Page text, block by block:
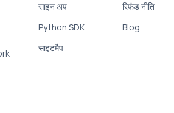
साइन अप
Python SDK
साइटमैप
रिफंड नीति
Blog